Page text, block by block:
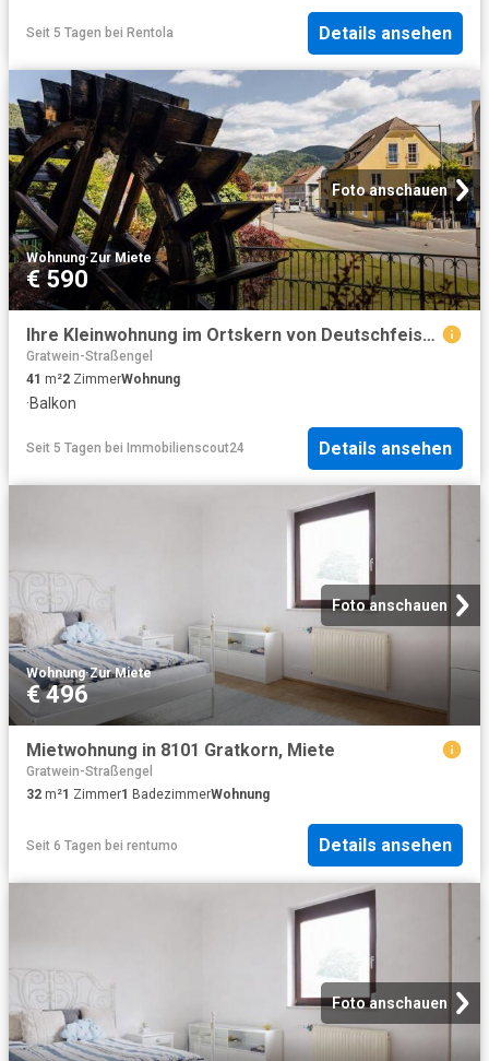
Seit 5 Tagen bei Rentola Details ansehen
Foto anschauen
Wohnung·Zur Miete
€ 590
Ihre Kleinwohnung im Ortskern von Deutschfeistritz! Mietpreis inkl. BK und Heizkosten!
Gratwein-Straßengel
41 m²2 ZimmerWohnung
·Balkon
Seit 5 Tagen bei Immobilienscout24 Details ansehen
Foto anschauen
Wohnung·Zur Miete
€ 496
Mietwohnung in 8101 Gratkorn, Miete
Gratwein-Straßengel
32 m²1 Zimmer1 BadezimmerWohnung
Seit 6 Tagen bei rentumo Details ansehen
Foto anschauen